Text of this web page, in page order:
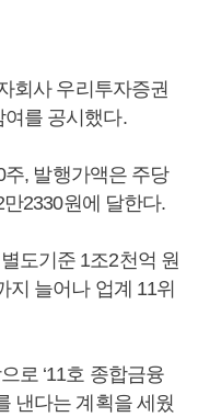
회사 우리투자증권
를 공시했다.
, 발행가액은 주당
2330원에 달한다.
도기준 1조2천억 원
지 늘어나 업계 11위
로 ‘11호 종합금융
낸다는 계획을 세웠